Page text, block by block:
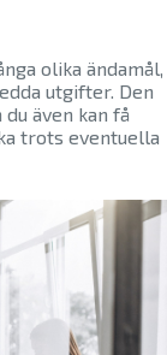
olika ändamål,
utgifter. Den
även kan få
trots eventuella